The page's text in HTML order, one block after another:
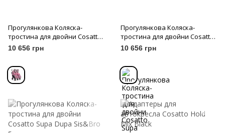
Прогулянкова Коляска-
тростина для двойни Cosatto
Supa Dupa Happy Stars
10 656 грн
Прогулянкова Коляска-
тростина для двойни Cosatto
Supa Dupa Monster Arcade
10 656 грн